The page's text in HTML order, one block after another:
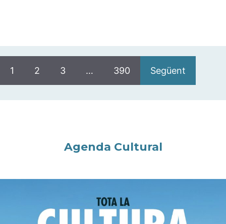
1 2 3 … 390 Següent
Agenda Cultural